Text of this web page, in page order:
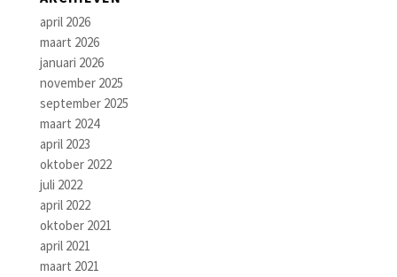
april 2026
maart 2026
januari 2026
november 2025
september 2025
maart 2024
april 2023
oktober 2022
juli 2022
april 2022
oktober 2021
april 2021
maart 2021